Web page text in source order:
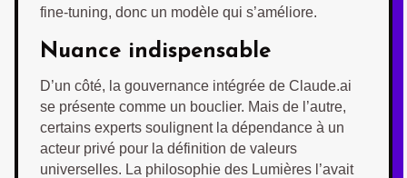
fine-tuning, donc un modèle qui s’améliore.
Nuance indispensable
D’un côté, la gouvernance intégrée de Claude.ai
se présente comme un bouclier. Mais de l’autre,
certains experts soulignent la dépendance à un
acteur privé pour la définition de valeurs
universelles. La philosophie des Lumières l’avait